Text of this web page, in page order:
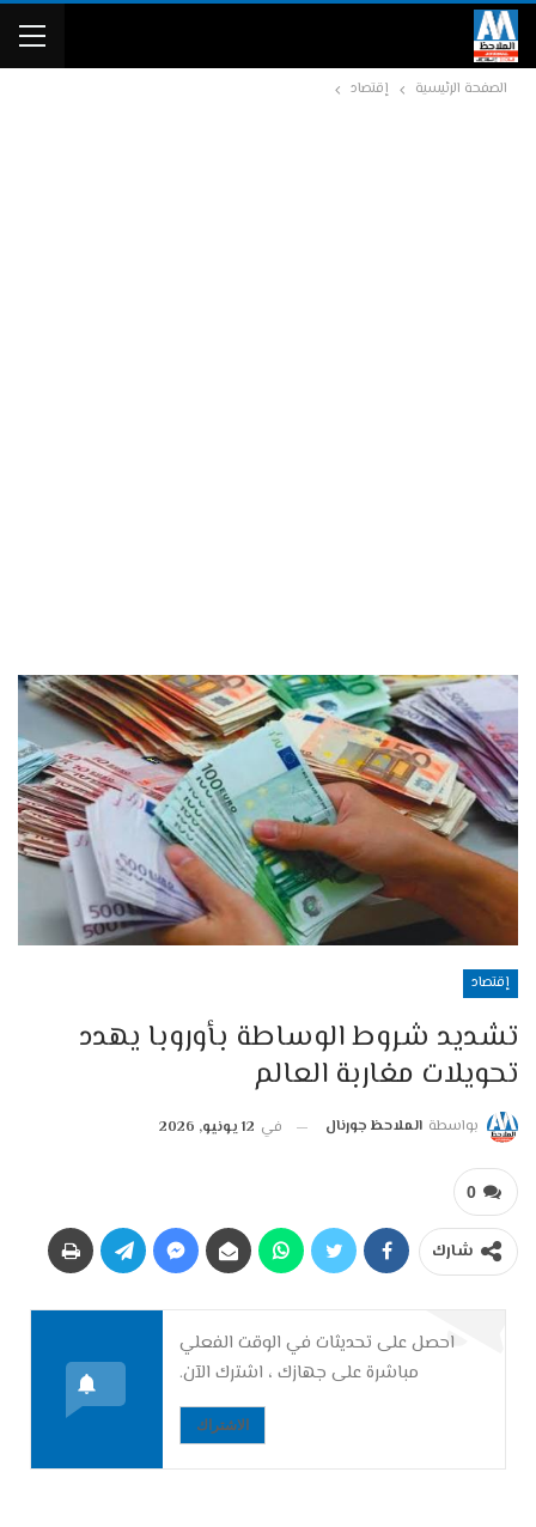
الصفحة الرئيسية إقتصاد
إقتصاد
تشديد شروط الوساطة بأوروبا يهدد
تحويلات مغاربة العالم
بواسطة الملاحظ جورنال في 12 يونيو, 2026
0
شارك
احصل على تحديثات في الوقت الفعلي
مباشرة على جهازك ، اشترك الآن.
الاشتراك